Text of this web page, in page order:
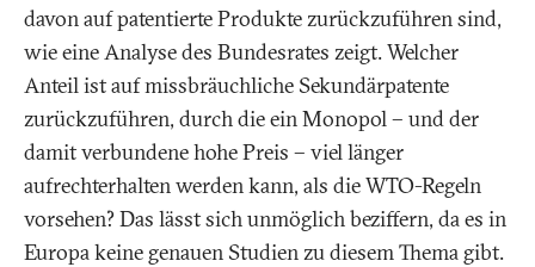
davon auf patentierte Produkte zurückzuführen sind,
wie eine Analyse des Bundesrates zeigt. Welcher
Anteil ist auf missbräuchliche Sekundärpatente
zurückzuführen, durch die ein Monopol – und der
damit verbundene hohe Preis – viel länger
aufrechterhalten werden kann, als die WTO-Regeln
vorsehen? Das lässt sich unmöglich beziffern, da es in
Europa keine genauen Studien zu diesem Thema gibt.